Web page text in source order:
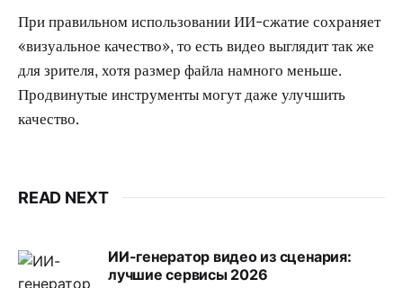
При правильном использовании ИИ-сжатие сохраняет
«визуальное качество», то есть видео выглядит так же
для зрителя, хотя размер файла намного меньше.
Продвинутые инструменты могут даже улучшить
качество.
READ NEXT
ИИ-генератор видео из сценария:
лучшие сервисы 2026